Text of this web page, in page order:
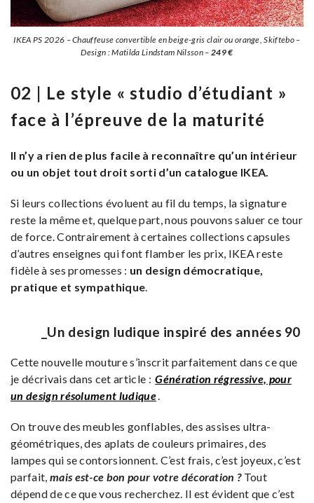
IKEA PS 2026 – Chauffeuse convertible en beige-gris clair ou orange, Skiftebo –
Design : Matilda Lindstam Nilsson – 249 €
02 | Le style « studio d’étudiant »
face à l’épreuve de la maturité
Il n’y a rien de plus facile à reconnaître qu’un intérieur
ou un objet tout droit sorti d’un catalogue IKEA.
Si leurs collections évoluent au fil du temps, la signature
reste la même et, quelque part, nous pouvons saluer ce tour
de force. Contrairement à certaines collections capsules
d’autres enseignes qui font flamber les prix, IKEA reste
fidèle à ses promesses : un design démocratique,
pratique et sympathique.
_Un design ludique inspiré des années 90
Cette nouvelle mouture s’inscrit parfaitement dans ce que
je décrivais dans cet article : Génération régressive, pour
un design résolument ludique.
On trouve des meubles gonflables, des assises ultra-
géométriques, des aplats de couleurs primaires, des
lampes qui se contorsionnent. C’est frais, c’est joyeux, c’est
parfait, mais est-ce bon pour votre décoration ?Tout
dépend de ce que vous recherchez. Il est évident que c’est